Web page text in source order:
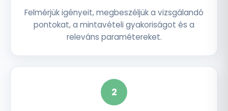
Felmérjük igényeit, megbeszéljük a vizsgálandó
pontokat, a mintavételi gyakoriságot és a
releváns paramétereket.
2